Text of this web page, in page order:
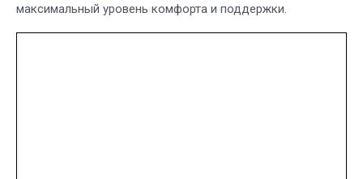
максимальный уровень комфорта и поддержки.